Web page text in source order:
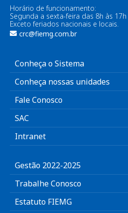
Horário de funcionamento:
Segunda a sexta-feira das 8h às 17h
Exceto feriados nacionais e locais.
crc@fiemg.com.br
Conheça o Sistema
Conheça nossas unidades
Fale Conosco
SAC
Intranet
Gestão 2022-2025
Trabalhe Conosco
Estatuto FIEMG